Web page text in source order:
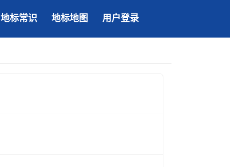
地标常识 地标地图 用户登录